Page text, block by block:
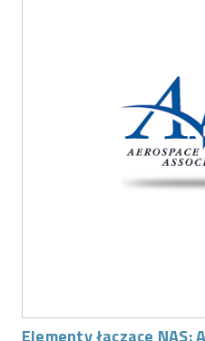
Elementy łączące NAS: